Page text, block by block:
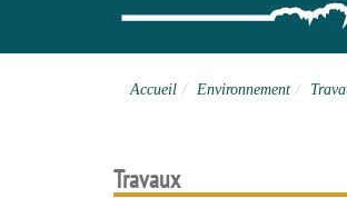
Accueil Environnement
Travaux